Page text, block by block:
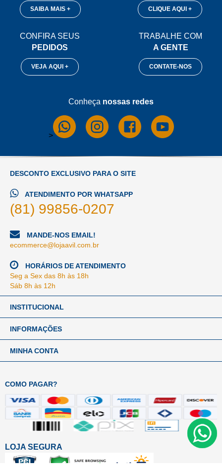
SAIBA MAIS + CLIQUE AQUI +
CONFIRA SEUS
PEDIDOS
VEJA AQUI +
TRABALHE COM
A GENTE
CONTATE-NOS
Conheça nossas redes
>
DESCONTO EXCLUSIVO PARA O SITE
ATENDIMENTO POR WHATSAPP
(81) 99856-0207
MANDE-NOS EMAIL!
ecommerce@lojaavil.com.br
HORÁRIOS DE ATENDIMENTO
Seg a Sex das 8h às 18h
Sáb 8h às 12h
INSTITUCIONAL
INFORMAÇÕES
MINHA CONTA
COMO PAGAR?
LOJA SEGURA